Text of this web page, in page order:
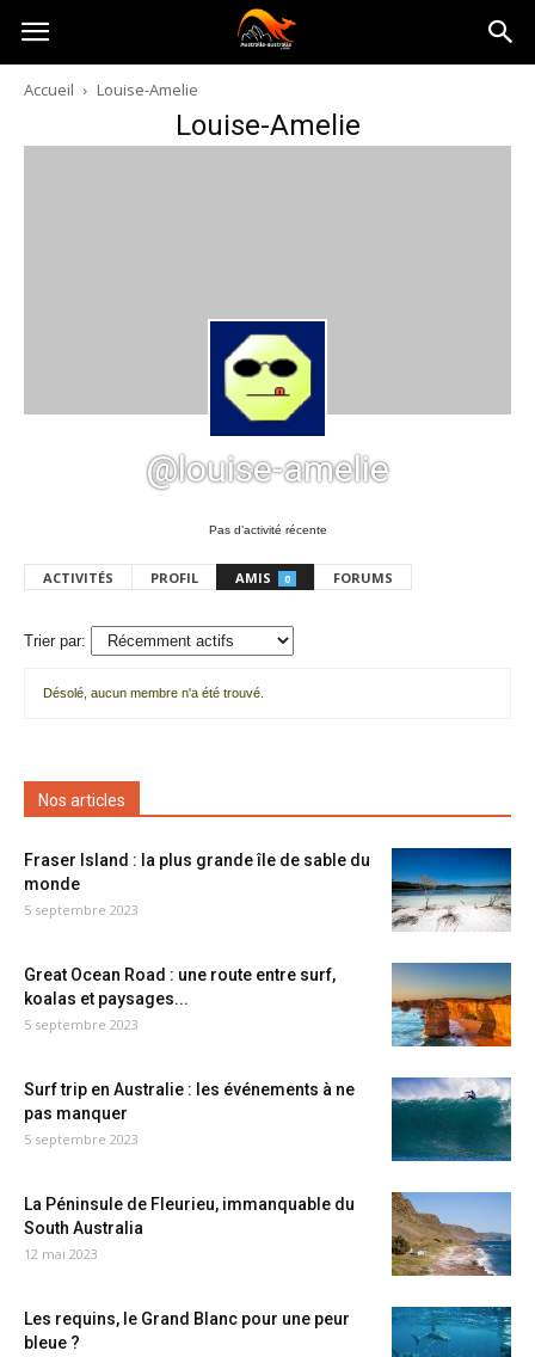
Australia-
australie.com
Accueil Louise-Amelie
Louise-Amelie
@louise-amelie
Pas d’activité récente
ACTIVITÉS PROFIL AMIS 0 FORUMS
Trier par:
amis
Désolé, aucun membre n'a été trouvé.
Nos articles
Fraser Island : la plus grande île de sable du
monde
5 septembre 2023
Great Ocean Road : une route entre surf,
koalas et paysages...
5 septembre 2023
Surf trip en Australie : les événements à ne
pas manquer
5 septembre 2023
La Péninsule de Fleurieu, immanquable du
South Australia
12 mai 2023
Les requins, le Grand Blanc pour une peur
bleue ?